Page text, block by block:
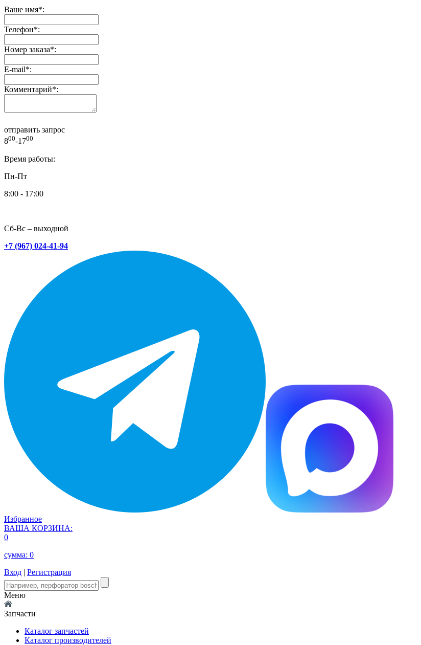
Ваше имя*:
Телефон*:
Номер заказа*:
E-mail*:
Комментарий*:
отправить запрос
800-1700
Время работы:
Пн-Пт
8:00 - 17:00
Сб-Вс – выходной
+7 (967) 024-41-94
Избранное
ВАША КОРЗИНА:
0
сумма: 0
Вход | Регистрация
Меню
Запчасти
Каталог запчастей
Каталог производителей